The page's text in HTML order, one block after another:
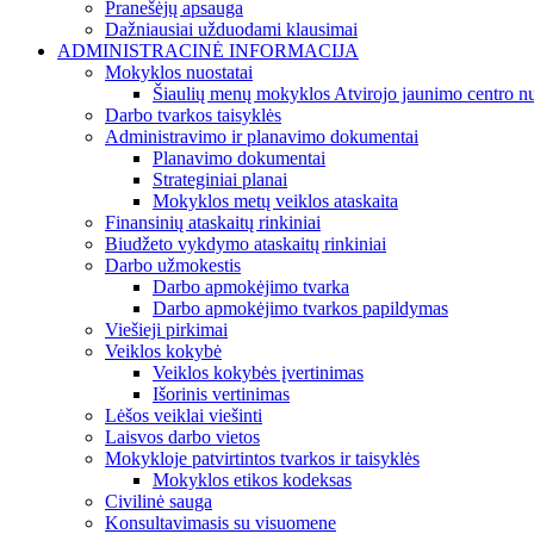
Pranešėjų apsauga
Dažniausiai užduodami klausimai
ADMINISTRACINĖ INFORMACIJA
Mokyklos nuostatai
Šiaulių menų mokyklos Atvirojo jaunimo centro
Darbo tvarkos taisyklės
Administravimo ir planavimo dokumentai
Planavimo dokumentai
Strateginiai planai
Mokyklos metų veiklos ataskaita
Finansinių ataskaitų rinkiniai
Biudžeto vykdymo ataskaitų rinkiniai
Darbo užmokestis
Darbo apmokėjimo tvarka
Darbo apmokėjimo tvarkos papildymas
Viešieji pirkimai
Veiklos kokybė
Veiklos kokybės įvertinimas
Išorinis vertinimas
Lėšos veiklai viešinti
Laisvos darbo vietos
Mokykloje patvirtintos tvarkos ir taisyklės
Mokyklos etikos kodeksas
Civilinė sauga
Konsultavimasis su visuomene